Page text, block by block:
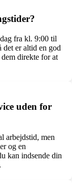
fra kl. 9:00 til
det er altid en god
direkte for at
uden for
arbejdstid, men
og en
kan indsende din